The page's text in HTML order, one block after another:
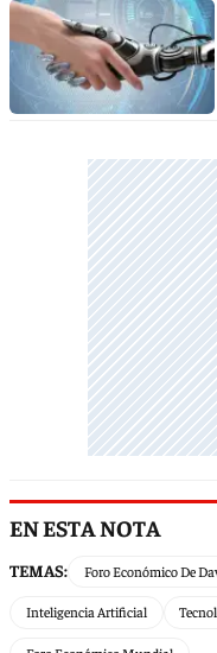
EN ESTA NOTA
TEMAS: Foro Económico De
Inteligencia Artificial